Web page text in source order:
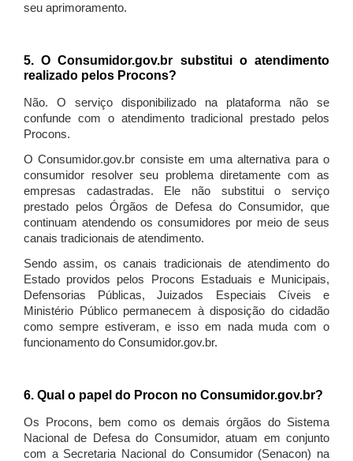
seu aprimoramento.
5. O Consumidor.gov.br substitui o atendimento
realizado pelos Procons?
Não. O serviço disponibilizado na plataforma não se
confunde com o atendimento tradicional prestado pelos
Procons.
O Consumidor.gov.br consiste em uma alternativa para o
consumidor resolver seu problema diretamente com as
empresas cadastradas. Ele não substitui o serviço
prestado pelos Órgãos de Defesa do Consumidor, que
continuam atendendo os consumidores por meio de seus
canais tradicionais de atendimento.
Sendo assim, os canais tradicionais de atendimento do
Estado providos pelos Procons Estaduais e Municipais,
Defensorias Públicas, Juizados Especiais Cíveis e
Ministério Público permanecem à disposição do cidadão
como sempre estiveram, e isso em nada muda com o
funcionamento do Consumidor.gov.br.
6. Qual o papel do Procon no Consumidor.gov.br?
Os Procons, bem como os demais órgãos do Sistema
Nacional de Defesa do Consumidor, atuam em conjunto
com a Secretaria Nacional do Consumidor (Senacon) na